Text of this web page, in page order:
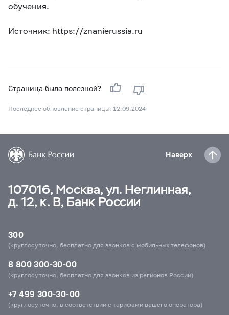
обучения.
Источник: https://znanierussia.ru
Страница была полезной?
Последнее обновление страницы: 12.09.2024
Наверх
107016, Москва, ул. Неглинная,
д. 12, к. В, Банк России
300
(круглосуточно, бесплатно для звонков с мобильных телефонов)
8 800 300-30-00
(круглосуточно, бесплатно для звонков из регионов России)
+7 499 300-30-00
(круглосуточно, в соответствии с тарифами вашего оператора)